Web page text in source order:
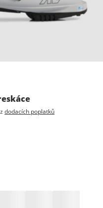
dodacích poplatků